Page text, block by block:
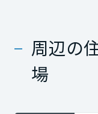
周辺の
場